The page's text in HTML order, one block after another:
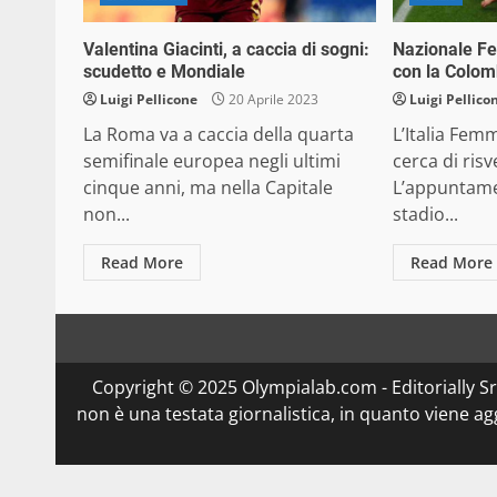
Valentina Giacinti, a caccia di sogni:
scudetto e Mondiale
Luigi Pellicone 20 Aprile 2023
La Roma va a caccia della quarta
semifinale europea negli ultimi
cinque anni, ma nella Capitale
non...
Read More
Nazionale
con la
Luigi
L’Italia
cerca di
stadio...
Read More
Copyright © 2025 Olympialab.com - Editorially
non è una testata giornalistica, in quanto viene